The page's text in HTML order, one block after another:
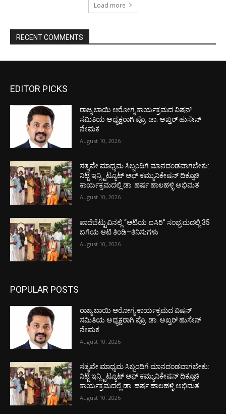
Load more
RECENT COMMENTS
EDITOR PICKS
ರಾಜ್ಯ ಬಾಯಿ ಆರೋಗ್ಯ ಕಾರ್ಯಕ್ರಮದ ವಿಷನ್
ಸಮಿತಿಯ ಅಧ್ಯಕ್ಷರಾಗಿ ಪ್ರೊ. ಡಾ. ಅಖ್ತರ್ ಹುಸೇನ್
ನೇಮಕ
August 10, 2026
ಸತ್ಯವೇ ಮಾಧ್ಯಮ ಸಿಬ್ಬಂದಿಗೆ ಮಾನದಂಡವಾಗಬೇಕು:
ನಿಟ್ಟೆ ಇನ್ಸ್ಟಿಟ್ಯೂಟ್ ಆಫ್ ಕಮ್ಯುನಿಕೇಷನ್ ದಿಕ್ಸೂಚಿ
ಕಾರ್ಯಕ್ರಮದಲ್ಲಿ ಡಾ. ಹರ್ಷ ಹಾಲಹಳ್ಳಿ ಅಭಿಮತ
August 10, 2026
ಪಾದೆಬೆಟ್ಟುವಿನಲ್ಲಿ “ಆಟಿಯ ಐಸಿರಿ’’ ಸಂಭ್ರಮದಲ್ಲಿ 35
ಬಗೆಯ ಆಟಿ ತಿಂಡಿ–ತಿನಿಸುಗಳು
August 10, 2026
POPULAR POSTS
ರಾಜ್ಯ ಬಾಯಿ ಆರೋಗ್ಯ ಕಾರ್ಯಕ್ರಮದ ವಿಷನ್
ಸಮಿತಿಯ ಅಧ್ಯಕ್ಷರಾಗಿ ಪ್ರೊ. ಡಾ. ಅಖ್ತರ್ ಹುಸೇನ್
ನೇಮಕ
August 10, 2026
ಸತ್ಯವೇ ಮಾಧ್ಯಮ ಸಿಬ್ಬಂದಿಗೆ ಮಾನದಂಡವಾಗಬೇಕು:
ನಿಟ್ಟೆ ಇನ್ಸ್ಟಿಟ್ಯೂಟ್ ಆಫ್ ಕಮ್ಯುನಿಕೇಷನ್ ದಿಕ್ಸೂಚಿ
ಕಾರ್ಯಕ್ರಮದಲ್ಲಿ ಡಾ. ಹರ್ಷ ಹಾಲಹಳ್ಳಿ ಅಭಿಮತ
August 10, 2026